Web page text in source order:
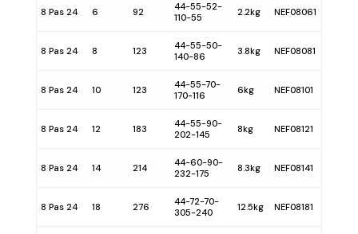
8 Pas 24 6 92
44-55-52-
110-55
2.2kg NEF08061
8 Pas 24 8 123
44-55-50-
140-86
3.8kg NEF08081
8 Pas 24 10 123
44-55-70-
170-116
6kg NEF08101
8 Pas 24 12 183
44-55-90-
202-145
8kg NEF08121
8 Pas 24 14 214
44-60-90-
232-175
8.3kg NEF08141
8 Pas 24 18 276
44-72-70-
305-240
12.5kg NEF08181